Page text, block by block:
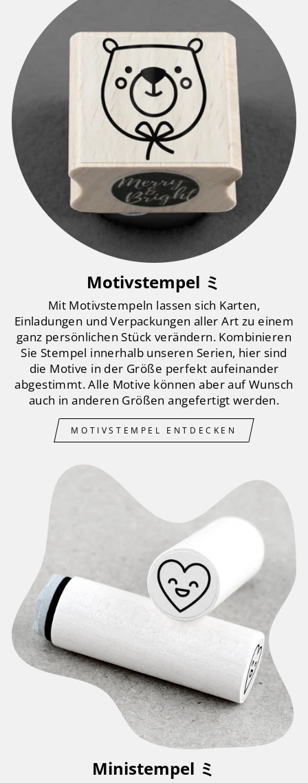
Motivstempel ミ
Mit Motivstempeln lassen sich Karten,
Einladungen und Verpackungen aller Art zu einem
ganz persönlichen Stück verändern. Kombinieren
Sie Stempel innerhalb unseren Serien, hier sind
die Motive in der Größe perfekt aufeinander
abgestimmt. Alle Motive können aber auf Wunsch
auch in anderen Größen angefertigt werden.
MOTIVSTEMPEL ENTDECKEN
Ministempel ミ